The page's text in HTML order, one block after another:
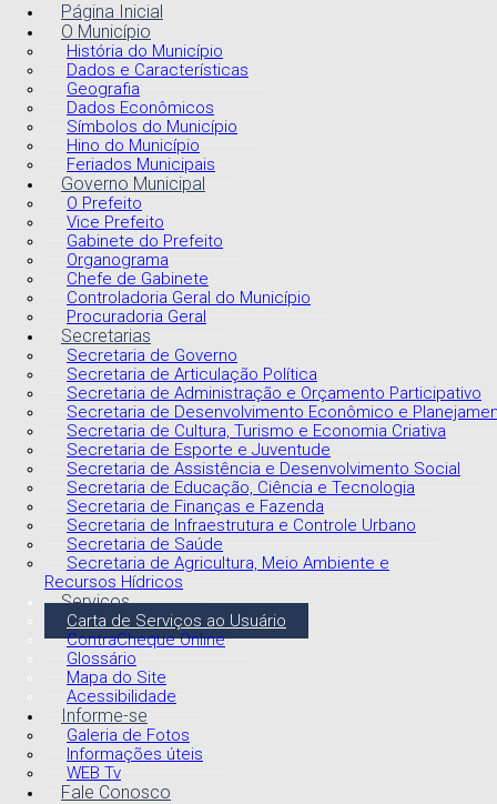
Página Inicial
O Município
História do Município
Dados e Características
Geografia
Dados Econômicos
Símbolos do Município
Hino do Município
Feriados Municipais
Governo Municipal
O Prefeito
Vice Prefeito
Gabinete do Prefeito
Organograma
Chefe de Gabinete
Controladoria Geral do Município
Procuradoria Geral
Secretarias
Secretaria de Governo
Secretaria de Articulação Política
Secretaria de Administração e Orçamento Participativo
Secretaria de Desenvolvimento Econômico e
Secretaria de Cultura, Turismo e Economia Criativa
Secretaria de Esporte e Juventude
Secretaria de Assistência e Desenvolvimento Social
Secretaria de Educação, Ciência e Tecnologia
Secretaria de Finanças e Fazenda
Secretaria de Infraestrutura e Controle Urbano
Secretaria de Saúde
Secretaria de Agricultura, Meio Ambiente e
Recursos Hídricos
Serviços
Carta de Serviços ao Usuário
ContraCheque Online
Glossário
Mapa do Site
Acessibilidade
Informe-se
Galeria de Fotos
Informações úteis
WEB Tv
Fale Conosco